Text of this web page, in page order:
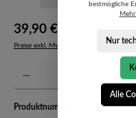
39,90 €*
Preise exkl. MwSt. zzgl. Versandkosten
Produkt Anzahl: Gib den
Produktnummer: HI70636L-
bestmögliche
Nur
Alle